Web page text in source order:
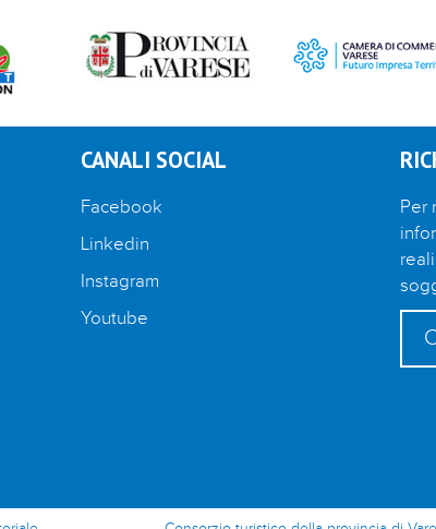
CANALI SOCIAL
Facebook
Linkedin
Instagram
Youtube
Per